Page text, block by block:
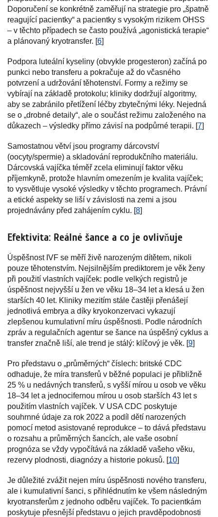
Doporučení se konkrétně zaměřují na strategie pro „špatně
reagující pacientky“ a pacientky s vysokým rizikem OHSS
– v těchto případech se často používá „agonistická terapie“
a plánovaný kryotransfer. [6]
Podpora luteální kyseliny (obvykle progesteron) začíná po
punkci nebo transferu a pokračuje až do včasného
potvrzení a udržování těhotenství. Formy a režimy se
vybírají na základě protokolu; kliniky dodržují algoritmy,
aby se zabránilo přetížení léčby zbytečnými léky. Nejedná
se o „drobné detaily“, ale o součást režimu založeného na
důkazech – výsledky přímo závisí na podpůrné terapii. [7]
Samostatnou větví jsou programy dárcovství
(oocyty/spermie) a skladování reprodukčního materiálu.
Dárcovská vajíčka téměř zcela eliminují faktor věku
příjemkyně, protože hlavním omezením je kvalita vajíček;
to vysvětluje vysoké výsledky v těchto programech. Právní
a etické aspekty se liší v závislosti na zemi a jsou
projednávány před zahájením cyklu. [8]
Efektivita: Reálné šance a co je ovlivňuje
Úspěšnost IVF se měří živě narozeným dítětem, nikoli
pouze těhotenstvím. Nejsilnějším prediktorem je věk ženy
při použití vlastních vajíček: podle velkých registrů je
úspěšnost nejvyšší u žen ve věku 18–34 let a klesá u žen
starších 40 let. Kliniky mezitím stále častěji přenášejí
jednotlivá embrya a díky kryokonzervaci vykazují
zlepšenou kumulativní míru úspěšnosti. Podle národních
zpráv a regulačních agentur se šance na úspěšný cyklus a
transfer značně liší, ale trend je stálý: klíčový je věk. [9]
Pro představu o „průměrných“ číslech: britské CDC
odhaduje, že míra transferů v běžné populaci je přibližně
25 % u nedávných transferů, s vyšší mírou u osob ve věku
18–34 let a jednocifernou mírou u osob starších 43 let s
použitím vlastních vajíček. V USA CDC poskytuje
souhrnné údaje za rok 2022 a podíl dětí narozených
pomocí metod asistované reprodukce – to dává představu
o rozsahu a průměrných šancích, ale vaše osobní
prognóza se vždy vypočítává na základě vašeho věku,
rezervy plodnosti, diagnózy a historie pokusů. [10]
Je důležité zvážit nejen míru úspěšnosti nového transferu,
ale i kumulativní šanci, s přihlédnutím ke všem následným
kryotransferům z jednoho odběru vajíček. To pacientkám
poskytuje přesnější představu o jejich pravděpodobnosti